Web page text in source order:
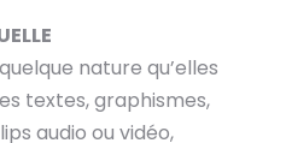
nature qu’elles
textes, graphismes,
audio ou vidéo,